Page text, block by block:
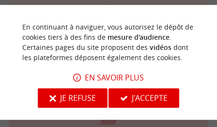
NO BY THE SEA
La Faute-sur-Mer
En continuant à naviguer, vous autorisez le dépôt de
cookies tiers à des fins de mesure d'audience.
Certaines pages du site proposent des vidéosdont
les plateformes déposent également des cookies.
EN SAVOIR PLUS
JE REFUSE
J'ACCEPTE